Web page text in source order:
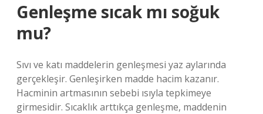
Genleşme sıcak mı soğuk
mu?
Sıvı ve katı maddelerin genleşmesi yaz aylarında
gerçekleşir. Genleşirken madde hacim kazanır.
Hacminin artmasının sebebi ısıyla tepkimeye
girmesidir. Sıcaklık arttıkça genleşme, maddenin